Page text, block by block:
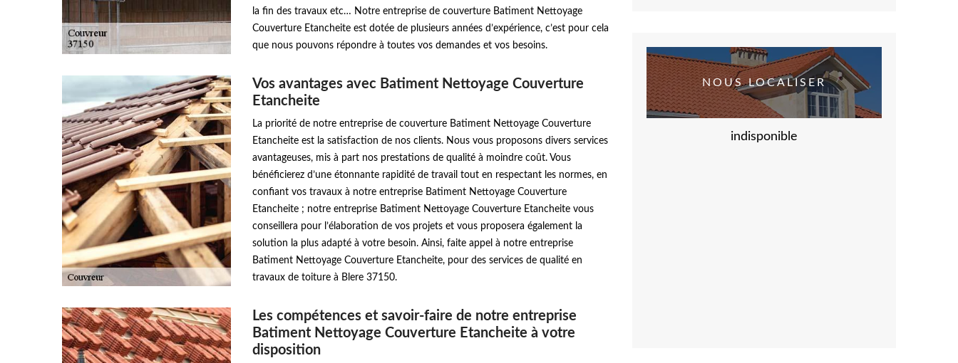
la fin des travaux etc… Notre entreprise de couverture Batiment Nettoyage
Couverture Etancheite est dotée de plusieurs années d’expérience, c’est pour cela
que nous pouvons répondre à toutes vos demandes et vos besoins.
Vos avantages avec Batiment Nettoyage Couverture
Etancheite
La priorité de notre entreprise de couverture Batiment Nettoyage Couverture
Etancheite est la satisfaction de nos clients. Nous vous proposons divers services
avantageuses, mis à part nos prestations de qualité à moindre coût. Vous
bénéficierez d’une étonnante rapidité de travail tout en respectant les normes, en
confiant vos travaux à notre entreprise Batiment Nettoyage Couverture
Etancheite ; notre entreprise Batiment Nettoyage Couverture Etancheite vous
conseillera pour l’élaboration de vos projets et vous proposera également la
solution la plus adapté à votre besoin. Ainsi, faite appel à notre entreprise
Batiment Nettoyage Couverture Etancheite, pour des services de qualité en
travaux de toiture à Blere 37150.
Les compétences et savoir-faire de notre entreprise
Batiment Nettoyage Couverture Etancheite à votre
disposition
NOUS LOCALISER
indisponible